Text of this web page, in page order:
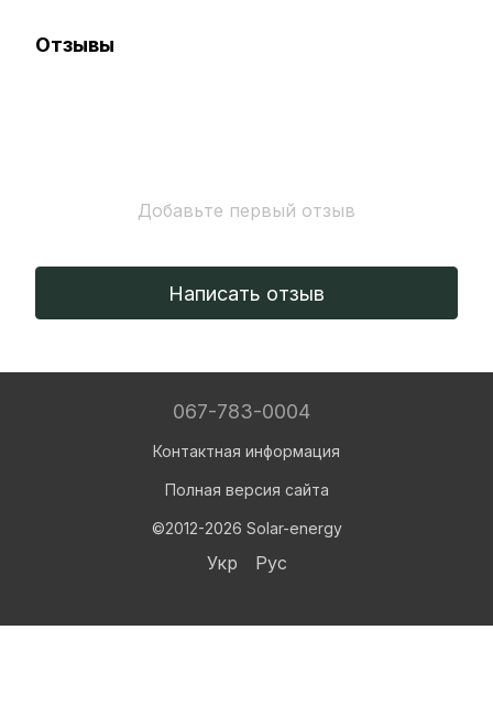
Отзывы
Добавьте первый отзыв
Написать отзыв
067-783-0004
Контактная информация
Полная версия сайта
©2012-2026 Solar-energy
Укр Рус